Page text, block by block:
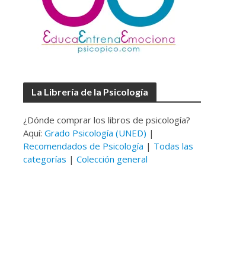
La Librería de la Psicología
¿Dónde comprar los libros de psicología?
Aquí:Grado Psicología (UNED) |
Recomendados de Psicología | Todas las
categorías |Colección general